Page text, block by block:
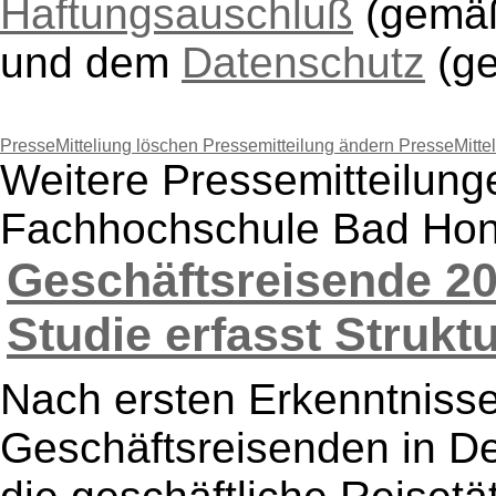
Haftungsauschluß
und dem Datenschutz
PresseMitteliung löschen Pressemitteilung ändern
Weitere
Fachhochschule Bad
Geschäftsreisende
Studie erfasst
Nach ersten
Geschäftsreisenden in